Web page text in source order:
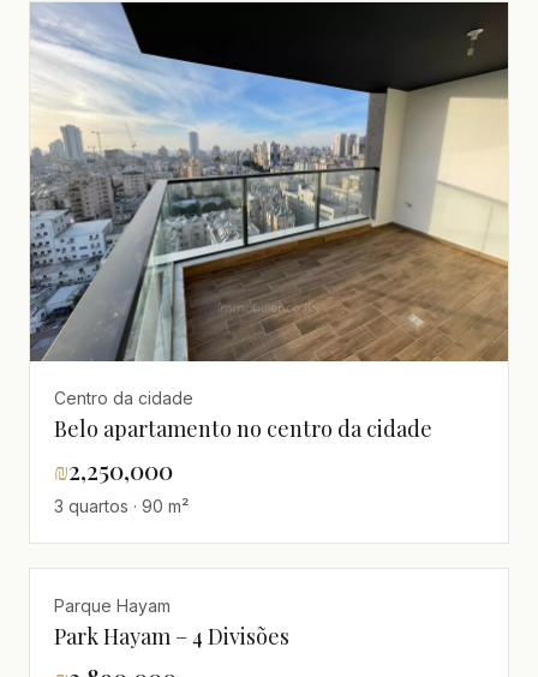
Centro da cidade
Belo apartamento no centro da cidade
₪2,250,000
3 quartos · 90 m²
Parque Hayam
Park Hayam – 4 Divisões